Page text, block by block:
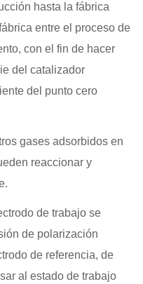
hasta la fábrica
entre el proceso de
con el fin de hacer
del catalizador
del punto cero
gases adsorbidos en
reaccionar y
de trabajo se
de polarización
de referencia, de
al estado de trabajo